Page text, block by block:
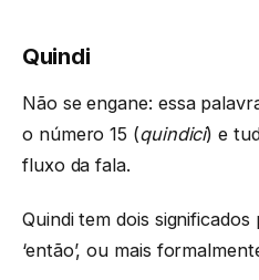
Quindi
Não se engane: essa
o número 15 (quindici) e
fluxo da fala.
Quindi tem dois
‘então’, ou mais